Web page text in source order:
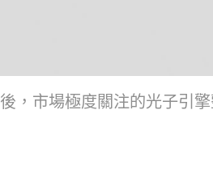
，市場極度關注的光子引